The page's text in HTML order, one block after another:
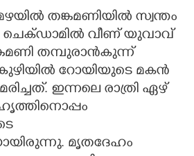
തങ്കമണിയിൽ സ്വന്തം
ചെക്ഡാമിൽ വീണ് യുവാവ്
തമ്പുരാൻകുന്ന്
റോയിയുടെ മകൻ
ഇന്നലെ രാത്രി ഏഴ്
മൃതദേഹം